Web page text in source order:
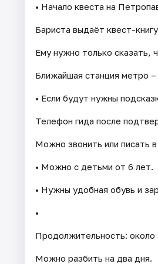
• Начало квеста на
Бариста выдаёт квест-
Ему нужно только сказать,
Ближайшая станция метро
• Если будут нужны
Телефон гида после
Можно звонить или писать
• Можно с детьми от 6 лет.
• Нужны удобная обувь и
•
Продолжительность: около
Можно разбить на два дня.